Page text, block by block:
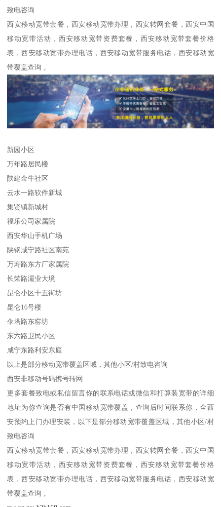
致电咨询
西安移动宽带套餐，西安移动宽带办理，西安转网套餐，西安中国
移动宽带活动，西安移动宽带资费套餐，西安移动宽带套餐价格
表，西安移动宽带办理电话，西安移动宽带服务电话，西安移动宽
带覆盖查询，
新园小区
万年路居民楼
陕建金牛社区
云水一路软件新城
集贤镇新城村
福乐公司家属院
西安华山手机广场
陕钢咸宁路社区南苑
万寿路东方厂家属院
长荣路灞业大境
昆仑小区十五街坊
昆仑16号楼
伞塔路东窑坊
东六路卫民小区
咸宁东路利安东庭
以上是部分移动宽带覆盖区域，其他小区/村致电咨询
西安非移动号码携号转网
更多套餐致电或私信留言你的联系电话或微信和打算装宽带的详细
地址为你查询是否有中国移动宽带覆盖，查询后时间联系你，全西
安预约上门办理安装，以下是部分移动宽带覆盖区域，其他小区/村
致电咨询
西安移动宽带套餐，西安移动宽带办理，西安转网套餐，西安中国
移动宽带活动，西安移动宽带资费套餐，西安移动宽带套餐价格
表，西安移动宽带办理电话，西安移动宽带服务电话，西安移动宽
带覆盖查询，